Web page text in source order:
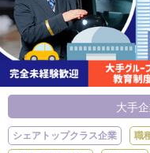
大手
シェアトップクラス企業 職